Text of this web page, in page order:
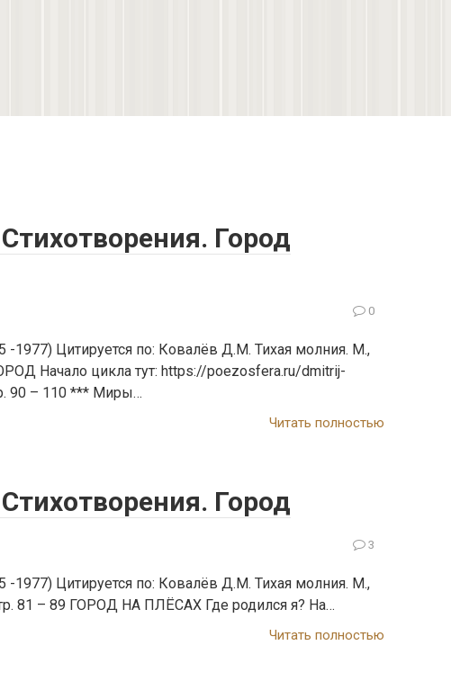
Город
0
1977) Цитируется по: Ковалёв Д.М. Тихая молния. М.,
Начало цикла тут: https://poezosfera.ru/dmitrij-
90 – 110 *** Миры…
Читать полностью
Город
3
1977) Цитируется по: Ковалёв Д.М. Тихая молния. М.,
81 – 89 ГОРОД НА ПЛЁСАХ Где родился я? На…
Читать полностью